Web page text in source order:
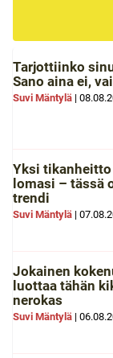
Tarjottiinko
Sano aina ei,
Suvi Mäntylä |
Yksi
lomasi – tässä
trendi
Suvi Mäntylä |
Jokainen
luottaa tähän
nerokas
Suvi Mäntylä |